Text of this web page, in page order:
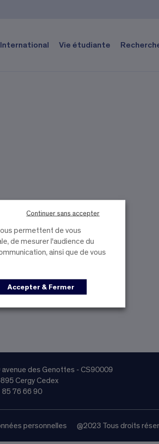
International Vie étudiante
avenue des Genottes - CS90009
Cergy Cedex
85 76 66 90
personnelles @2023 Tous droits
Continuer sans accepter
permettent de vous
de mesurer l'audience du
ainsi que de vous
Accepter & Fermer